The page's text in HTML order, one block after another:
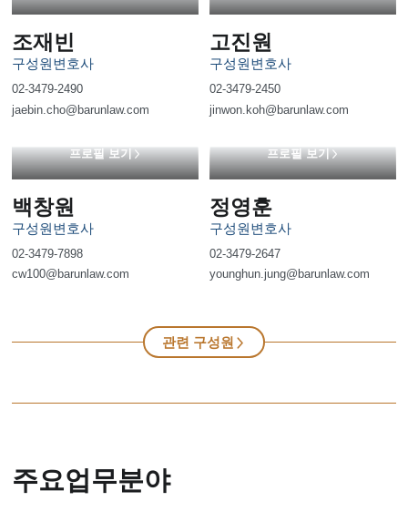
조재빈
구성원변호사
02-3479-2490
jaebin.cho@barunlaw.com
고진원
구성원변호사
02-3479-2450
jinwon.koh@barunlaw.com
프로필 보기
백창원
구성원변호사
02-3479-7898
cw100@barunlaw.com
프로필 보기
정영훈
구성원변호사
02-3479-2647
younghun.jung@barunlaw.com
관련 구성원
주요업무분야